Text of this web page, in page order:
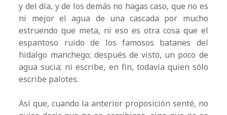
y del día, y de los demás no hagas caso, que no es
ni mejor el agua de una cascada por mucho
estruendo que meta, ni eso es otra cosa que el
espantoso ruido de los famosos batanes del
hidalgo manchego; después de visto, un poco de
agua sucia; ni escribe, en fin, todavía quien sólo
escribe palotes.
Así que, cuando la anterior proposición senté, no